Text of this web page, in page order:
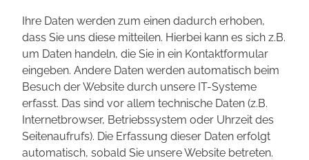
Ihre Daten werden zum einen dadurch erhoben,
dass Sie uns diese mitteilen. Hierbei kann es sich z.B.
um Daten handeln, die Sie in ein Kontaktformular
eingeben. Andere Daten werden automatisch beim
Besuch der Website durch unsere IT-Systeme
erfasst. Das sind vor allem technische Daten (z.B.
Internetbrowser, Betriebssystem oder Uhrzeit des
Seitenaufrufs). Die Erfassung dieser Daten erfolgt
automatisch, sobald Sie unsere Website betreten.